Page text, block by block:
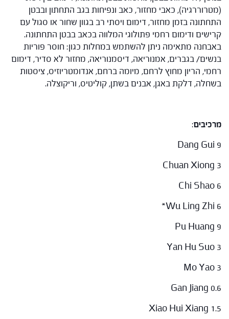
(מטרוררגיה), כאבי מחזור, כאב ונפיחות בגב התחתון ובבטן
התחתונה בזמן מחזור, דימום ויסתי רב בגוון שחור או סגול עם
קרישים ודימום רחמי פתולוגי המלווה בכאב בבטן התחתונה.
באבחנה מתאימה ניתן להשתמש במחלות כגון: חוסר פוריות
בנשים/ בגברים, אמנוריאה, דיסמנוריאה, מחזור לא סדיר, דימום
רחמי, הריון מחוץ לרחם, מיומה ברחם, אנדומטריוזיס, ציסטות
בשחלה, דלקת באגן, אבנים בשתן, קוליטיס, וריקוצלה.
מרכיבים:
Dang Gui 9
Chuan Xiong 3
Chi Shao 6
Wu Ling Zhi 6*
Pu Huang 9
Yan Hu Suo 3
Mo Yao 3
Gan Jiang 0.6
Xiao Hui Xiang 1.5